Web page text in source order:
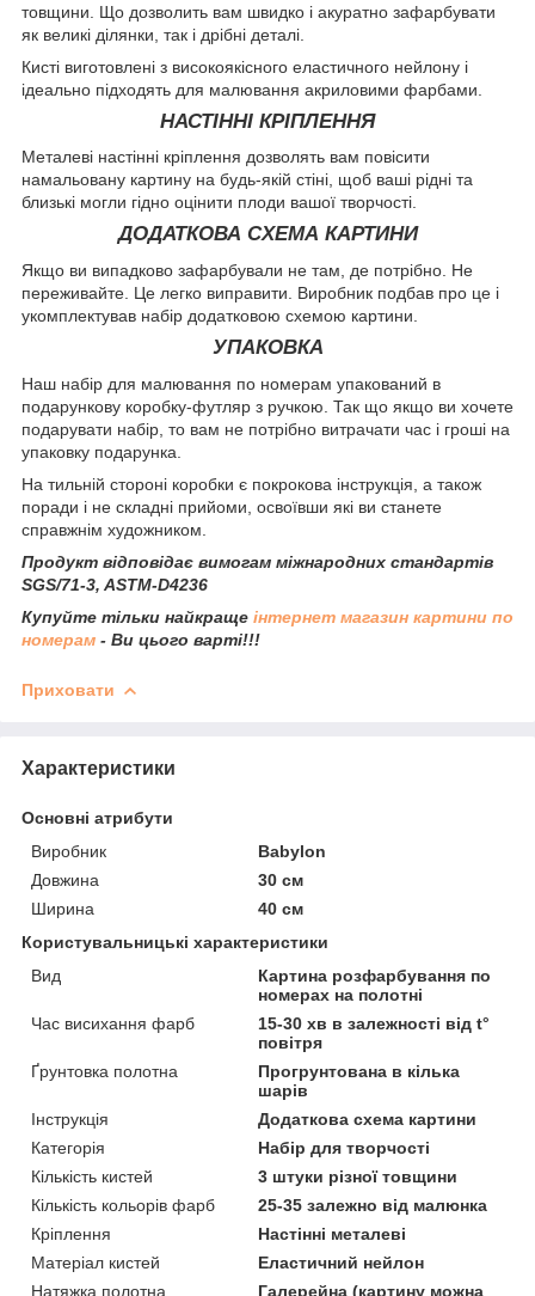
товщини. Що дозволить вам швидко і акуратно зафарбувати
як великі ділянки, так і дрібні деталі.
Кисті виготовлені з високоякісного еластичного нейлону і
ідеально підходять для малювання акриловими фарбами.
НАСТІННІ КРІПЛЕННЯ
Металеві настінні кріплення дозволять вам повісити
намальовану картину на будь-якій стіні, щоб ваші рідні та
близькі могли гідно оцінити плоди вашої творчості.
ДОДАТКОВА СХЕМА КАРТИНИ
Якщо ви випадково зафарбували не там, де потрібно. Не
переживайте. Це легко виправити. Виробник подбав про це і
укомплектував набір додатковою схемою картини.
УПАКОВКА
Наш набір для малювання по номерам упакований в
подарункову коробку-футляр з ручкою. Так що якщо ви хочете
подарувати набір, то вам не потрібно витрачати час і гроші на
упаковку подарунка.
На тильній стороні коробки є покрокова інструкція, а також
поради і не складні прийоми, освоївши які ви станете
справжнім художником.
Продукт відповідає вимогам міжнародних стандартів
SGS/71-3, ASTM-D4236
Купуйте тільки найкраще інтернет магазин картини по
номерам - Ви цього варті!!!
Приховати
Характеристики
Основні атрибути
Виробник
Babylon
Довжина
30 см
Ширина
40 см
Користувальницькі характеристики
Вид
Картина розфарбування по
номерах на полотні
Час висихання фарб
15-30 хв в залежності від t°
повітря
Ґрунтовка полотна
Прогрунтована в кілька
шарів
Інструкція
Додаткова схема картини
Категорія
Набір для творчості
Кількість кистей
3 штуки різної товщини
Кількість кольорів фарб
25-35 залежно від малюнка
Кріплення
Настінні металеві
Матеріал кистей
Еластичний нейлон
Натяжка полотна
Галерейна (картину можна